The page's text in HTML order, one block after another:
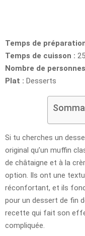
Temps de
Temps de cuisson :
Nombre de
Plat : Desserts
Si tu cherches un
original qu’un muffin
de châtaigne et à la
option. Ils ont une
réconfortant, et ils
pour un dessert de fin
recette qui fait son
compliquée.